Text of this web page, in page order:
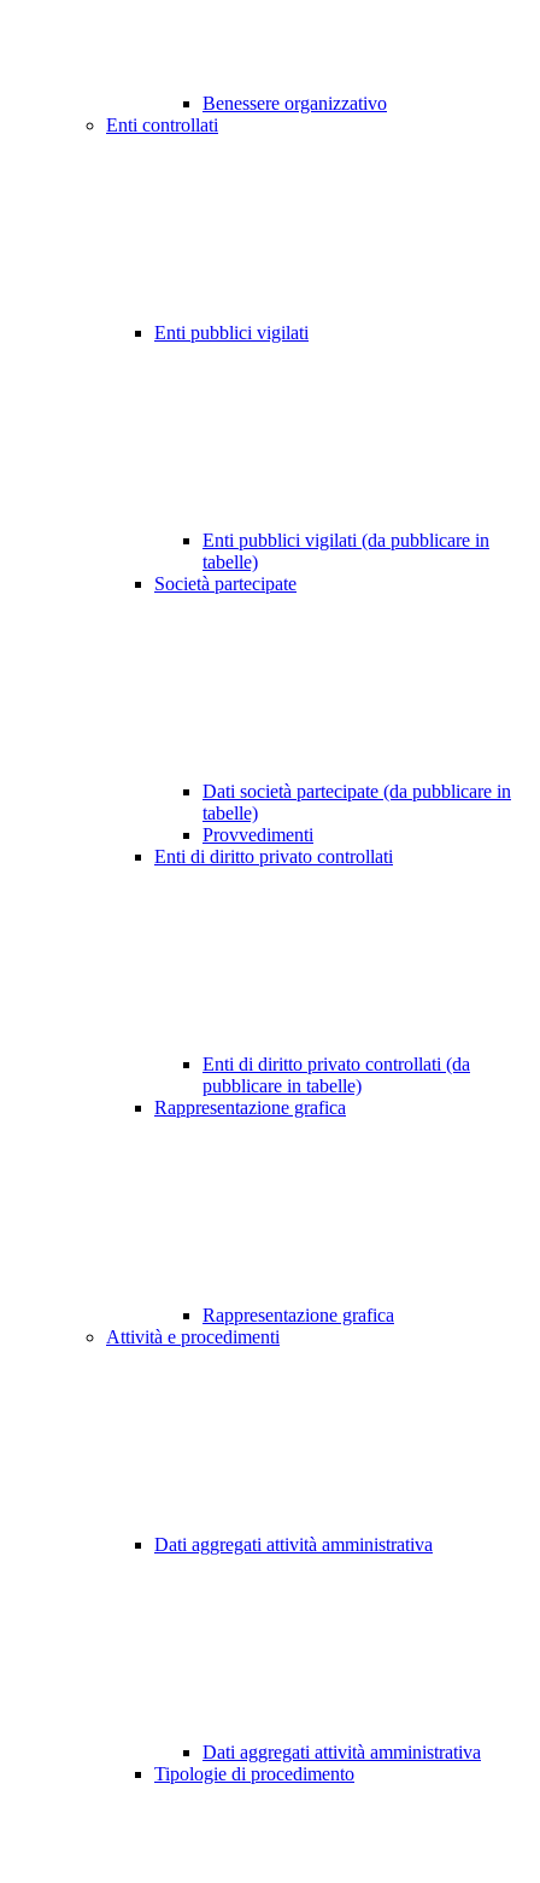
Benessere organizzativo
Enti controllati
Enti pubblici vigilati
Enti pubblici vigilati (da pubblicare in
tabelle)
Società partecipate
Dati società partecipate (da pubblicare in
tabelle)
Provvedimenti
Enti di diritto privato controllati
Enti di diritto privato controllati (da
pubblicare in tabelle)
Rappresentazione grafica
Rappresentazione grafica
Attività e procedimenti
Dati aggregati attività amministrativa
Dati aggregati attività amministrativa
Tipologie di procedimento